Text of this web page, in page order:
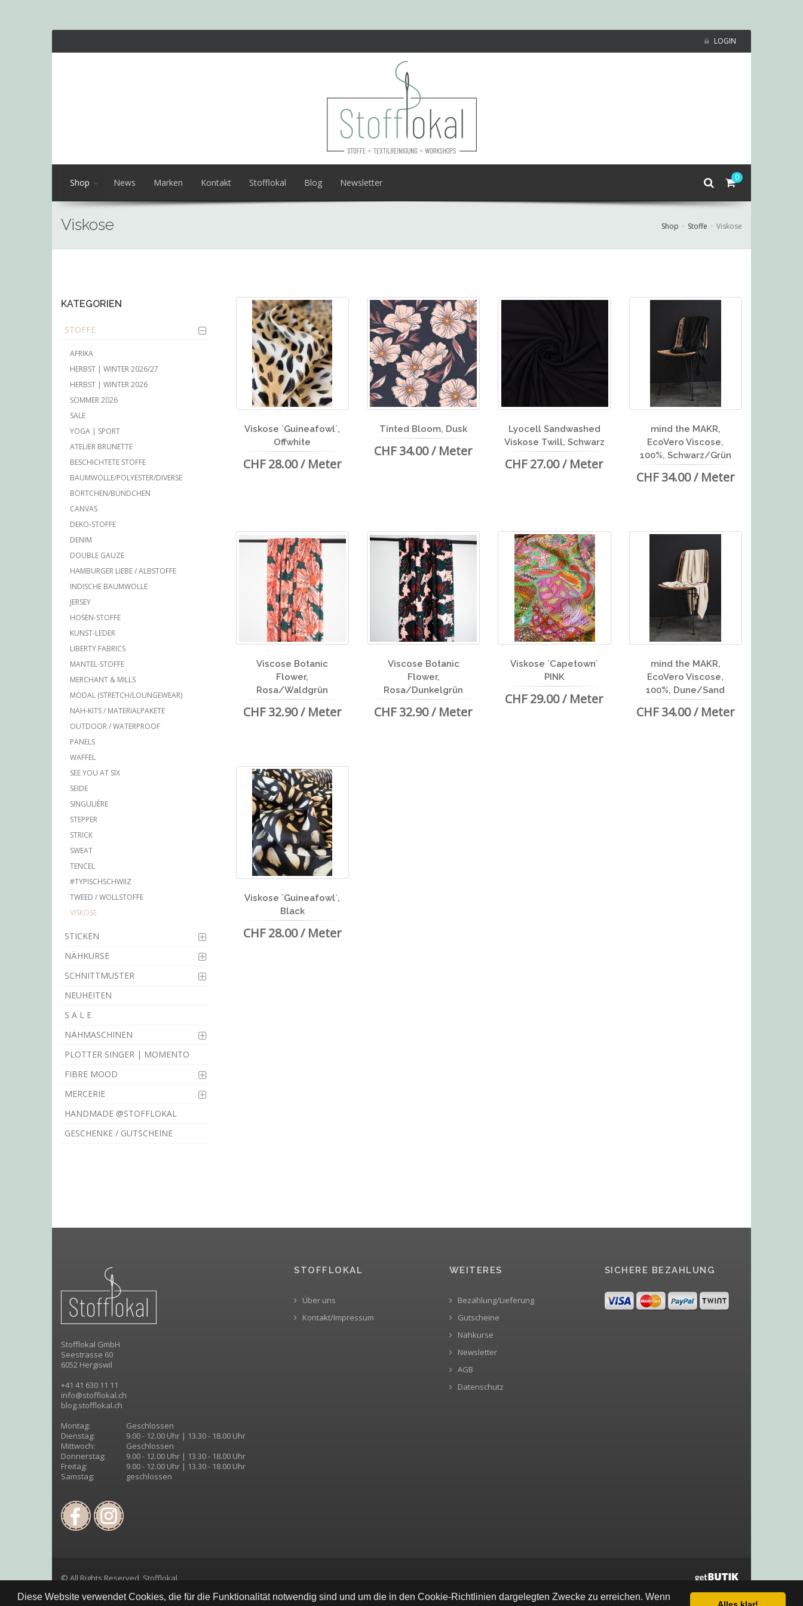
Diese Website verwendet Cookies, die für die Funktionalität notwendig sind und um die in den Cookie-Richtlinien dargelegten Zwecke zu erreichen. Wenn
LOGIN
0
Shop News Marken Kontakt Stofflokal Blog Newsletter
Viskose Shop Stoffe Viskose
KATEGORIEN
STOFFE
AFRIKA
HERBST | WINTER 2026/27
HERBST | WINTER 2026
SOMMER 2026
SALE
YOGA | SPORT
ATELIER BRUNETTE
BESCHICHTETE STOFFE
BAUMWOLLE/POLYESTER/DIVERSE
BÖRTCHEN/BÜNDCHEN
CANVAS
DEKO-STOFFE
DENIM
DOUBLE GAUZE
HAMBURGER LIEBE / ALBSTOFFE
INDISCHE BAUMWOLLE
JERSEY
HOSEN-STOFFE
KUNST-LEDER
LIBERTY FABRICS
MANTEL-STOFFE
MERCHANT & MILLS
MODAL (STRETCH/LOUNGEWEAR)
NÄH-KITS / MATERIALPAKETE
OUTDOOR / WATERPROOF
PANELS
WAFFEL
SEE YOU AT SIX
SEIDE
SINGULIÈRE
STEPPER
STRICK
SWEAT
TENCEL
#TYPISCHSCHWIIZ
TWEED / WOLLSTOFFE
VISKOSE
STICKEN
NÄHKURSE
SCHNITTMUSTER
NEUHEITEN
S A L E
NÄHMASCHINEN
PLOTTER SINGER | MOMENTO
FIBRE MOOD
MERCERIE
HANDMADE @STOFFLOKAL
GESCHENKE / GUTSCHEINE
Viskose `Guineafowl`,
Offwhite
CHF 28.00 / Meter
Tinted Bloom, Dusk
CHF 34.00 / Meter
Lyocell Sandwashed
Viskose Twill, Schwarz
CHF 27.00 / Meter
mind the MAKR,
EcoVero Viscose,
100%, Schwarz/Grün
CHF 34.00 / Meter
Viscose Botanic
Flower,
Rosa/Waldgrün
CHF 32.90 / Meter
Viscose Botanic
Flower,
Rosa/Dunkelgrün
CHF 32.90 / Meter
Viskose `Capetown`
PINK
CHF 29.00 / Meter
mind the MAKR,
EcoVero Viscose,
100%, Dune/Sand
CHF 34.00 / Meter
Viskose `Guineafowl`,
Black
CHF 28.00 / Meter
Stofflokal GmbH
Seestrasse 60
6052 Hergiswil
+41 41 630 11 11
info@stofflokal.ch
blog.stofflokal.ch
Montag:
Geschlossen
Dienstag:
9.00 - 12.00 Uhr | 13.30 - 18.00 Uhr
Mittwoch:
Geschlossen
Donnerstag:
9.00 - 12.00 Uhr | 13.30 - 18.00 Uhr
Freitag:
9.00 - 12.00 Uhr | 13.30 - 18.00 Uhr
Samstag:
geschlossen
STOFFLOKAL
Über uns
Kontakt/Impressum
WEITERES
Bezahlung/Lieferung
Gutscheine
Nähkurse
Newsletter
AGB
Datenschutz
SICHERE BEZAHLUNG
© All Rights Reserved, Stofflokal